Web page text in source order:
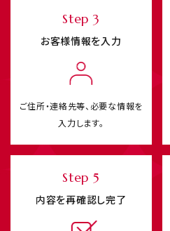
Step 3
お客様情報を入力
ご住所・連絡先等、必要な情報を
入力します。
Step 5
内容を再確認し完了